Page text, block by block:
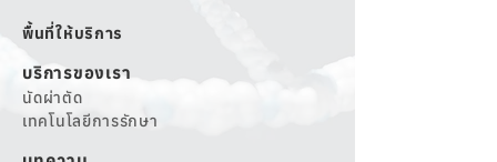
พื้นที่ให้บริการ
บริการของเรา
นัดผ่าตัด
เทคโนโลยีการรักษา